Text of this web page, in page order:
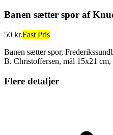
Banen sætter spor af
50 kr.Fast Pris
Banen sætter spor,
B. Christoffersen, mål 15x21 cm,
Flere detaljer